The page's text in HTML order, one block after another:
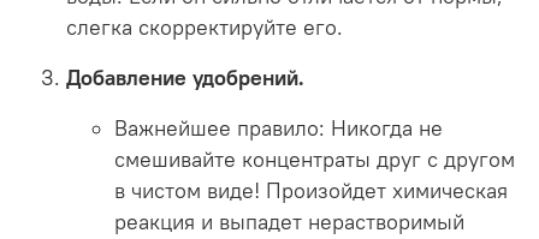
слегка скорректируйте его.
Добавление удобрений.
Важнейшее правило: Никогда не
смешивайте концентраты друг с другом
в чистом виде! Произойдет химическая
реакция и выпадет нерастворимый